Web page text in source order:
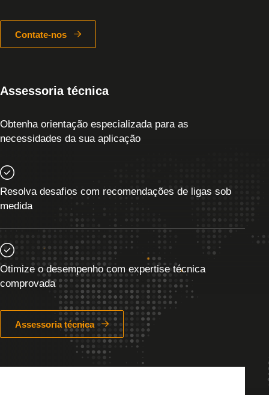
Contate-nos
Assessoria técnica
Obtenha orientação especializada para as
necessidades da sua aplicação
Resolva desafios com recomendações de ligas sob
medida
Otimize o desempenho com expertise técnica
comprovada
Assessoria técnica